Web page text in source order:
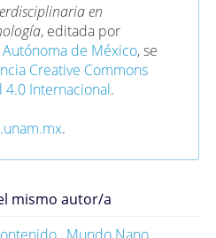
en
, editada por
de México, se
Creative Commons
Internacional.
.
mismo autor/a